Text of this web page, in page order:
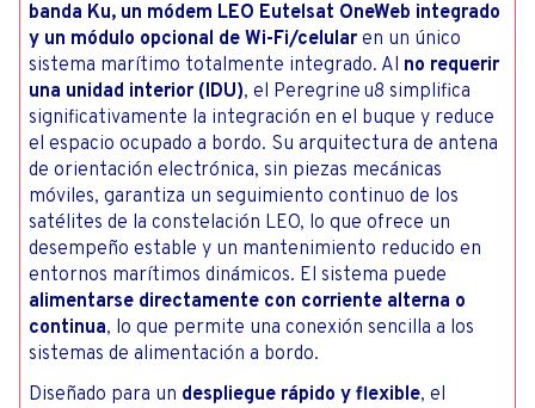
banda Ku, un módem LEO Eutelsat OneWeb integrado
y un módulo opcional de Wi-Fi/celular en un único
sistema marítimo totalmente integrado. Al no requerir
una unidad interior (IDU), el Peregrine u8 simplifica
significativamente la integración en el buque y reduce
el espacio ocupado a bordo. Su arquitectura de antena
de orientación electrónica, sin piezas mecánicas
móviles, garantiza un seguimiento continuo de los
satélites de la constelación LEO, lo que ofrece un
desempeño estable y un mantenimiento reducido en
entornos marítimos dinámicos. El sistema puede
alimentarse directamente con corriente alterna o
continua, lo que permite una conexión sencilla a los
sistemas de alimentación a bordo.
Diseñado para un despliegue rápido y flexible, el